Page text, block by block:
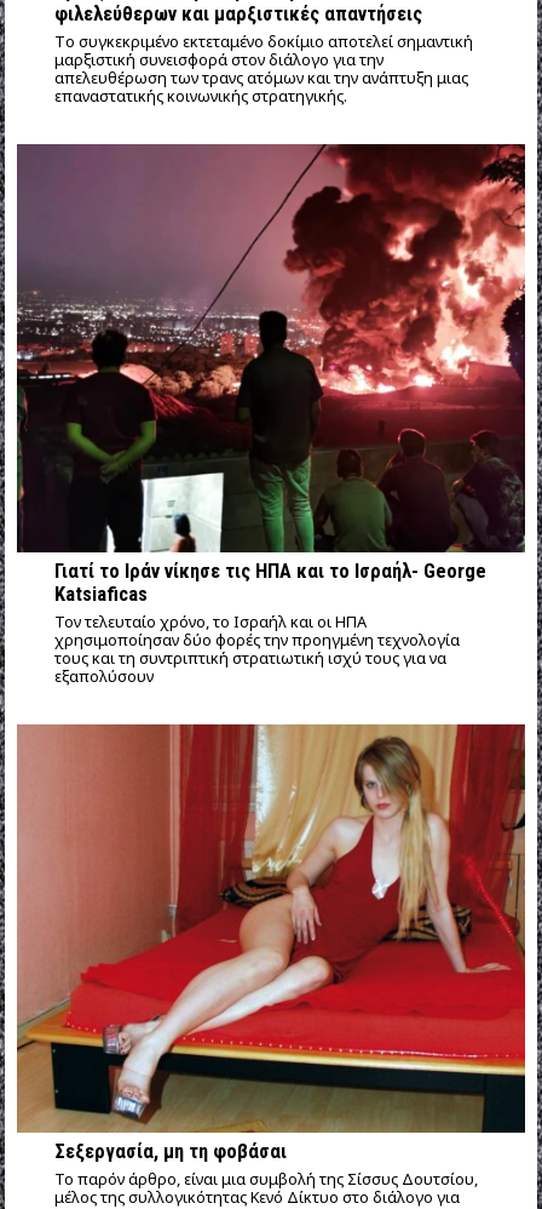
φιλελεύθερων και μαρξιστικές απαντήσεις
Tο συγκεκριμένο εκτεταμένο δοκίμιο αποτελεί σημαντική
μαρξιστική συνεισφορά στον διάλογο για την
απελευθέρωση των τρανς ατόμων και την ανάπτυξη μιας
επαναστατικής κοινωνικής στρατηγικής.
Γιατί το Ιράν νίκησε τις ΗΠΑ και το Ισραήλ- George
Katsiaficas
Τον τελευταίο χρόνο, το Ισραήλ και οι ΗΠΑ
χρησιμοποίησαν δύο φορές την προηγμένη τεχνολογία
τους και τη συντριπτική στρατιωτική ισχύ τους για να
εξαπολύσουν
Σεξεργασία, μη τη φοβάσαι
Το παρόν άρθρο, είναι μια συμβολή της Σίσσυς Δουτσίου,
μέλος της συλλογικότητας Κενό Δίκτυο στο διάλογο για